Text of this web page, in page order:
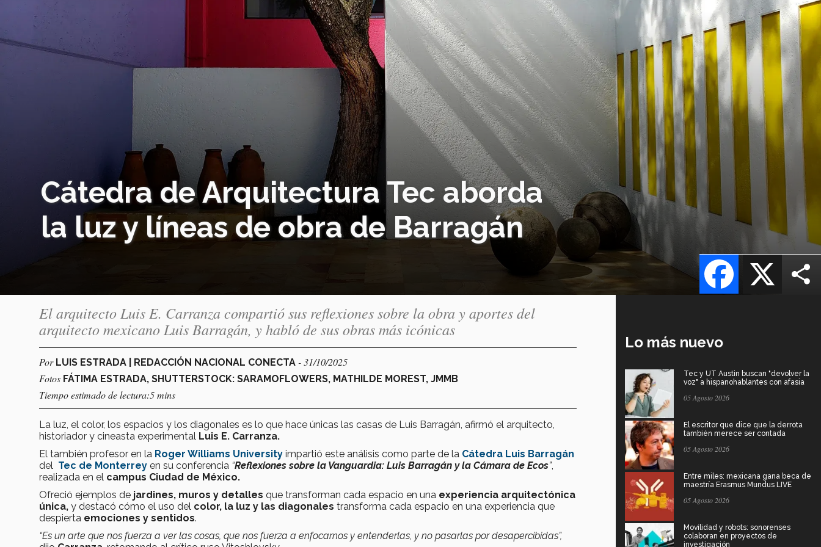
Cátedra de Arquitectura Tec aborda
la luz y líneas de obra de Barragán
X
Facebook
El arquitecto Luis E. Carranza compartió sus reflexiones sobre la obra y aportes del
arquitecto mexicano Luis Barragán, y habló de sus obras más icónicas
Por LUIS ESTRADA | REDACCIÓN NACIONAL CONECTA - 31/10/2025
Fotos FÁTIMA ESTRADA, SHUTTERSTOCK: SARAMOFLOWERS, MATHILDE MOREST, JMMB
Tiempo estimado de lectura:5 mins
La luz, el color, los espacios y los diagonales es lo que hace únicas las casas de Luis Barragán, afirmó el arquitecto,
historiador y cineasta experimental Luis E. Carranza.
El también profesor en la Roger Williams University impartió este análisis como parte de la Cátedra Luis Barragán
del Tec de Monterrey en su conferencia “Reflexiones sobre la Vanguardia: Luis Barragán y la Cámara de Ecos”,
realizada en el campus Ciudad de México.
Ofreció ejemplos de jardines, muros y detalles que transforman cada espacio en una experiencia arquitectónica
única, y destacó cómo el uso del color, la luz y las diagonales transforma cada espacio en una experiencia que
despierta emociones y sentidos.
“Es un arte que nos fuerza a ver las cosas, que nos fuerza a enfocarnos y entenderlas, y no pasarlas por desapercibidas”,
Lo más nuevo
Tec y UT Austin buscan "devolver la
voz" a hispanohablantes con afasia
05 Agosto 2026
El escritor que dice que la derrota
también merece ser contada
05 Agosto 2026
Entre miles: mexicana gana beca de
maestría Erasmus Mundus LIVE
05 Agosto 2026
Movilidad y robots: sonorenses
colaboran en proyectos de
investigación